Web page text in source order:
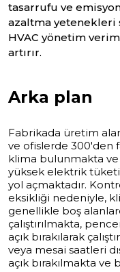
tasarrufu ve
azaltma yetenekleri
HVAC yönetim
artırır.
Arka plan
Fabrikada üretim
ve ofislerde 300'den
klima bulunmakta
yüksek elektrik
yol açmaktadır.
eksikliği nedeniyle,
genellikle boş
çalıştırılmakta,
açık bırakılarak
veya mesai saatleri
açık bırakılmakta ve